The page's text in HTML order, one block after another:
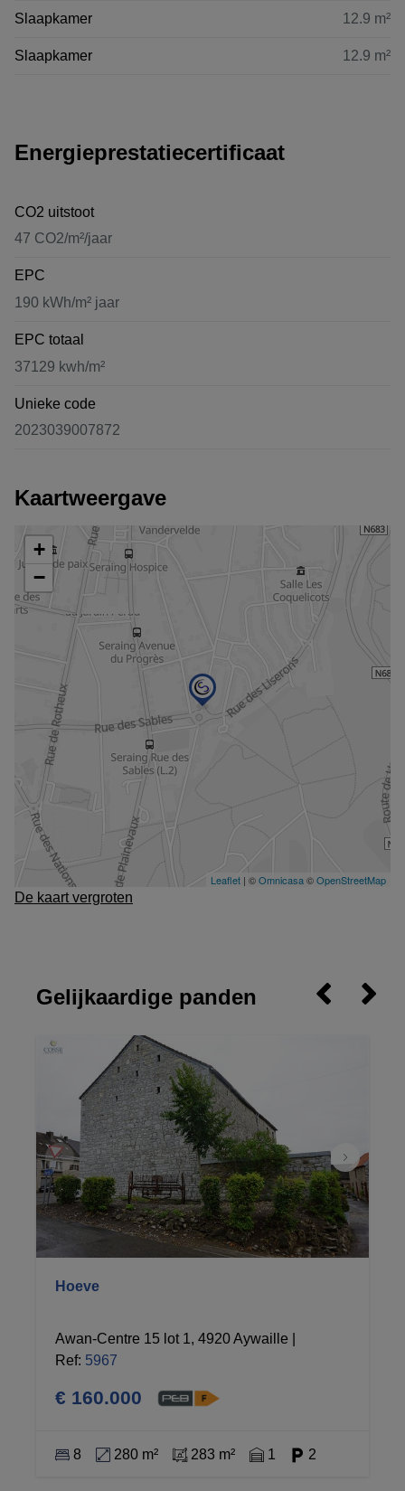
Slaapkamer 12.9 m²
Slaapkamer 12.9 m²
Energieprestatiecertificaat
CO2 uitstoot
47 CO2/m²/jaar
EPC
190 kWh/m² jaar
EPC totaal
37129 kwh/m²
Unieke code
2023039007872
Kaartweergave
De kaart vergroten
Gelijkaardige panden
Hoeve
Awan-Centre 15 lot 1, 4920 Aywaille
Ref: 5967
€ 160.000
8 280 m² 283 m² 1 2